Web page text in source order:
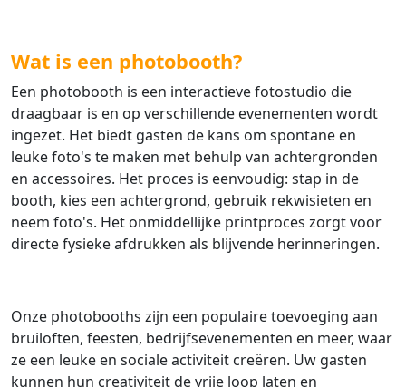
Wat is een photobooth?
Een photobooth is een interactieve fotostudio die
draagbaar is en op verschillende evenementen wordt
ingezet. Het biedt gasten de kans om spontane en
leuke foto's te maken met behulp van achtergronden
en accessoires. Het proces is eenvoudig: stap in de
booth, kies een achtergrond, gebruik rekwisieten en
neem foto's. Het onmiddellijke printproces zorgt voor
directe fysieke afdrukken als blijvende herinneringen.
Onze photobooths zijn een populaire toevoeging aan
bruiloften, feesten, bedrijfsevenementen en meer, waar
ze een leuke en sociale activiteit creëren. Uw gasten
kunnen hun creativiteit de vrije loop laten en